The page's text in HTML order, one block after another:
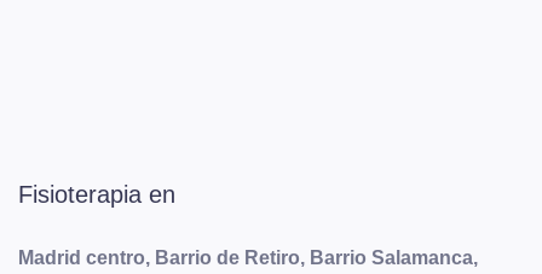
Fisioterapia en
Madrid centro, Barrio de Retiro, Barrio Salamanca,